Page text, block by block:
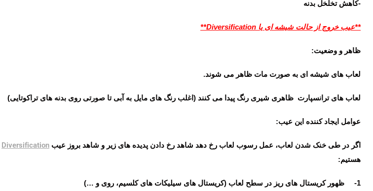
-کاهش تخلخل بدنه
**عیب خروج از حالت شیشه ای یا Diversification
**
ظاهر و وضعیت:
لعاب های شیشه ای به صورت مات ظاهر می شوند.
لعاب های ترانسپارت ظاهری شیری رنگ پیدا می کنند (اغلب رنگ های مایل به آبی تا صورتی روی بدنه های تراکوتایی)
عوامل ایجاد کننده این عیب:
اگر در طی خنک شدن لعاب، عمل رسوب لعاب رخ دهد شاهد رخ دادن پدیده های زیر و شاهد بروز عیب Diversification
هستیم:
1- ظهور کریستال های ریز در سطح لعاب (کریستال های سیلیکات های کلسیم، روی و …)